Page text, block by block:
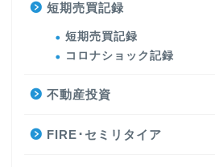
短期売買記録
短期売買記録
コロナショック記録
不動産投資
FIRE･セミリタイア